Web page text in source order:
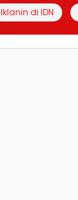
Iklanin di IDN